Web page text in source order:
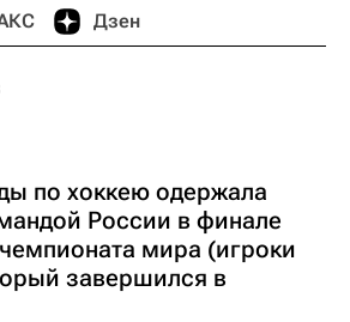
Дзен
по хоккею одержала
России в финале
мира (игроки
завершился в